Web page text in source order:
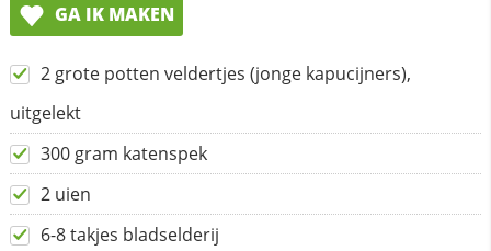
GA IK MAKEN
2 grote potten veldertjes (jonge kapucijners),
uitgelekt
300 gram katenspek
2 uien
6-8 takjes bladselderij